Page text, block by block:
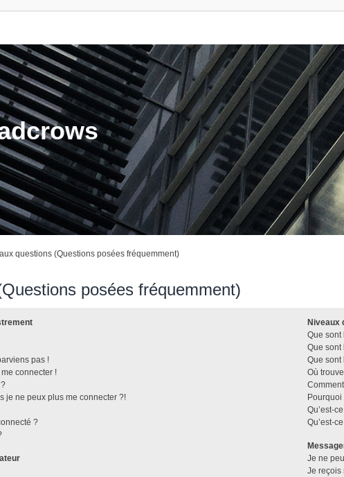
questions (Questions posées fréquemment)
posées fréquemment)
pas !
connecter !
je ne peux plus me connecter ?!
?
Niveaux
Que sont
Que sont
Que sont
Où
Pourquoi
Qu’est-
Qu’est-
Je ne
Je reçois